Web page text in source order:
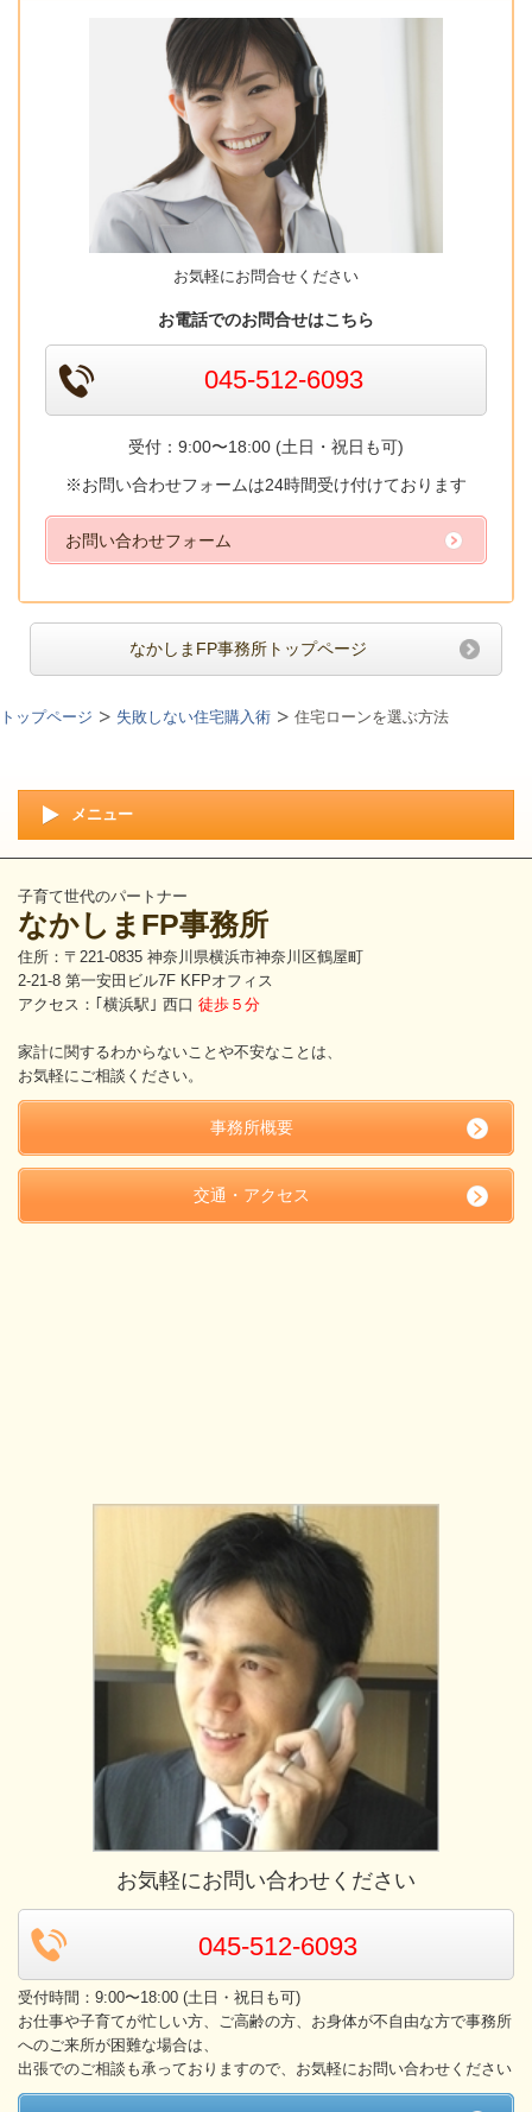
お気軽にお問合せください
お電話でのお問合せはこちら
045-512-6093
受付：9:00〜18:00 (土日・祝日も可)
※お問い合わせフォームは24時間受け付けております
お問い合わせフォーム
なかしまFP事務所トップページ
トップページ 失敗しない住宅購入術 住宅ローンを選ぶ方法
メニュー
子育て世代のパートナー
なかしまFP事務所
住所：〒221-0835 神奈川県横浜市神奈川区鶴屋町
2-21-8 第一安田ビル7F KFPオフィス
アクセス：｢横浜駅｣ 西口 徒歩５分
家計に関するわからないことや不安なことは、
お気軽にご相談ください。
事務所概要
交通・アクセス
お気軽にお問い合わせください
045-512-6093
受付時間：9:00〜18:00 (土日・祝日も可)
お仕事や子育てが忙しい方、ご高齢の方、お身体が不自由な方で事務所
へのご来所が困難な場合は、
出張でのご相談も承っておりますので、お気軽にお問い合わせください